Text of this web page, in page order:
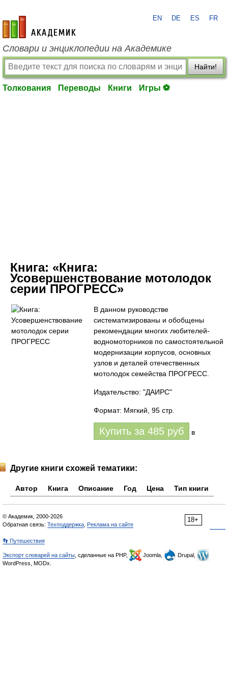
academic.ru
EN DE ES FR
Словари и энциклопедии на Академике
Найти!
Толкования Переводы Книги Игры ⚽
Книга: «Книга:
Усовершенствование мотолодок
серии ПРОГРЕСС»
В данном руководстве
систематизированы и обобщены
рекомендации многих любителей-
водномоторников по самостоятельной
модернизации корпусов, основных
узлов и деталей отечественных
мотолодок семейства ПРОГРЕСС.
Издательство: "ДАИРС"
Формат: Мягкий, 95 стр.
Купить за 485 руб в
Другие книги схожей тематики:
Автор Книга Описание Год Цена Тип книги
18+
© Академик, 2000-2026
Обратная связь: Техподдержка Реклама на сайте
👣 Путешествия
Экспорт словарей на сайты , сделанные на PHP, Joomla,
Drupal,
WordPress, MODx.